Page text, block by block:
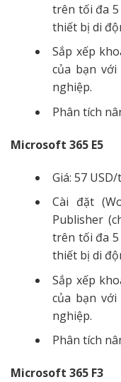
trên tối đa 5
thiết bị di
Sắp xếp
của bạn
nghiệp.
Phân tích
Microsoft 365 E5
Giá: 57
Cài đặt
Publisher
trên tối đa 5
thiết bị di
Sắp xếp
của bạn
nghiệp.
Phân tích
Microsoft 365 F3